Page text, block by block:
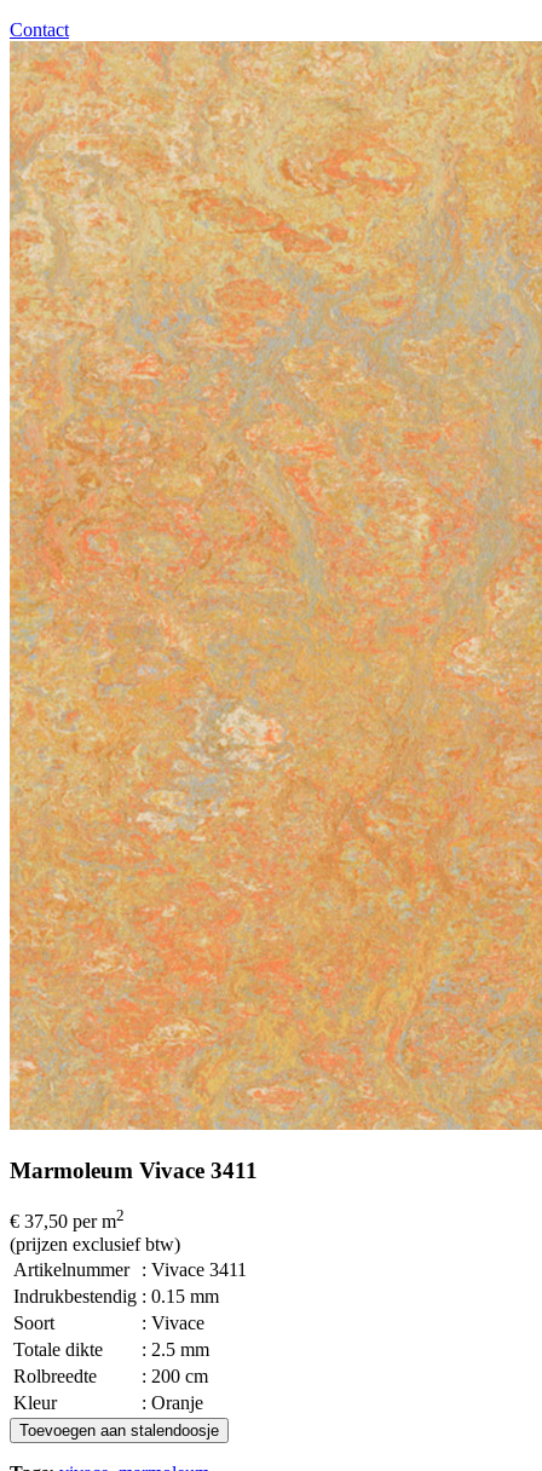
Contact
Marmoleum Vivace 3411
€ 37,50 per m2
(prijzen exclusief btw)
Artikelnummer
: Vivace 3411
Indrukbestendig : 0.15 mm
Soort
: Vivace
Totale dikte
: 2.5 mm
Rolbreedte
: 200 cm
Kleur
: Oranje
Toevoegen aan stalendoosje